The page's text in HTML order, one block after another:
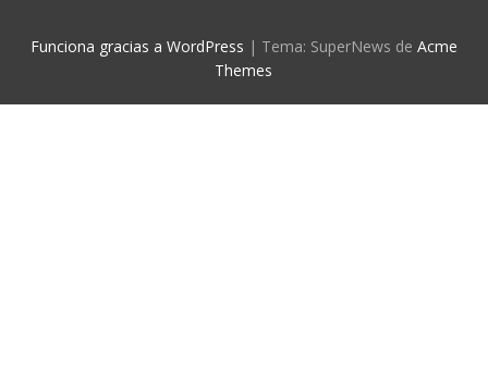
Funciona gracias a WordPress | Tema: SuperNews de Acme
Themes